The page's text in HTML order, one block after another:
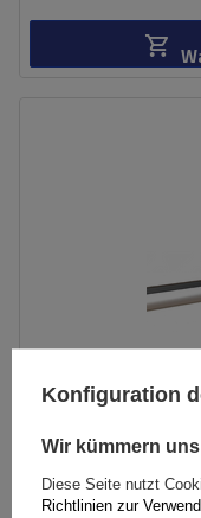
Mont Blanc AMC
Konfiguration
Wir kümmern
Diese Seite nutzt
Richtlinien zur